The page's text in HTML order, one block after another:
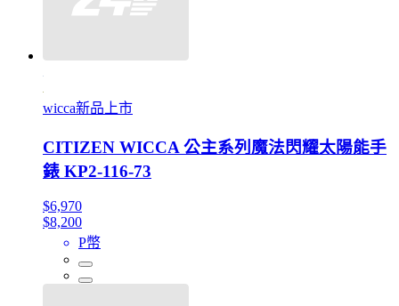
wicca新品上市
CITIZEN WICCA 公主系列魔法閃耀太陽能手
錶 KP2-116-73
$6,970
$8,200
P幣